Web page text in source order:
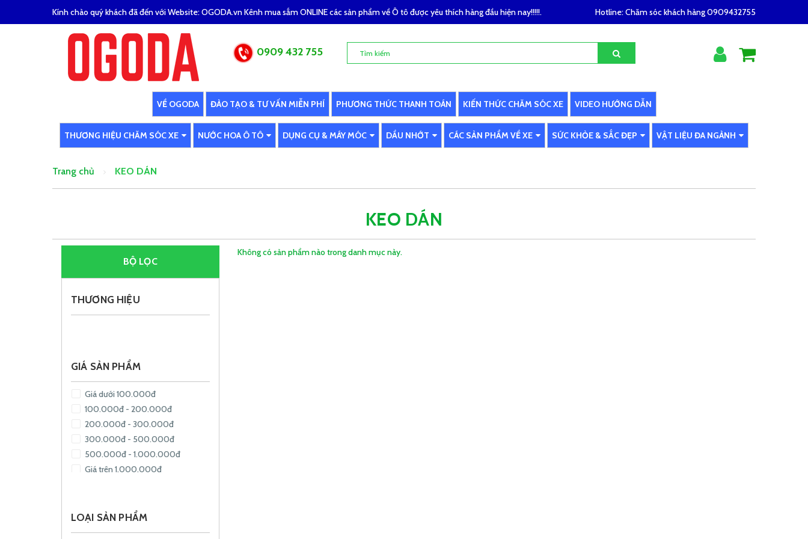
Kính chào quý khách đã đến với Website: OGODA.vn Kênh mua sắm ONLINE các sản phẩm về Ô tô được yêu thích hàng đầu hiện nay!!!!!. Hotline:Chăm sóc khách hàng 0909432755
0909 432 755
VỀ OGODA ĐÀO TẠO & TƯ VẤN MIỄN PHÍ PHƯƠNG THỨC THANH TOÁN KIẾN THỨC CHĂM SÓC XE VIDEO HƯỚNG DẪN
THƯƠNG HIỆU CHĂM SÓC XE NƯỚC HOA Ô TÔ DỤNG CỤ & MÁY MÓC DẦU NHỚT CÁC SẢN PHẨM VỀ XE SỨC KHỎE & SẮC ĐẸP VẬT LIỆU ĐA NGÀNH
Trang chủ KEO DÁN
KEO DÁN
Không có sản phẩm nào trong danh mục này.
BỘ LỌC
THƯƠNG HIỆU
GIÁ SẢN PHẨM
Giá dưới 100.000đ
100.000đ - 200.000đ
200.000đ - 300.000đ
300.000đ - 500.000đ
500.000đ - 1.000.000đ
Giá trên 1.000.000đ
LOẠI SẢN PHẨM